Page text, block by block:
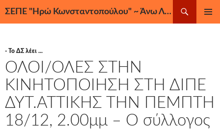
ΣΕΠΕ "Ηρώ Κωνσταντοπούλου" ~ Άνω Λιόσια, Ζεφύρι, Φυλή
- Το ΔΣ λέει ...
ΟΛΟΙ/ΟΛΕΣ ΣΤΗΝ
ΚΙΝΗΤΟΠΟΙΗΣΗ ΣΤΗ ΔΙΠΕ
ΔΥΤ.ΑΤΤΙΚΗΣ ΤΗΝ ΠΕΜΠΤΗ
18/12, 2.00μμ – Ο σύλλογος